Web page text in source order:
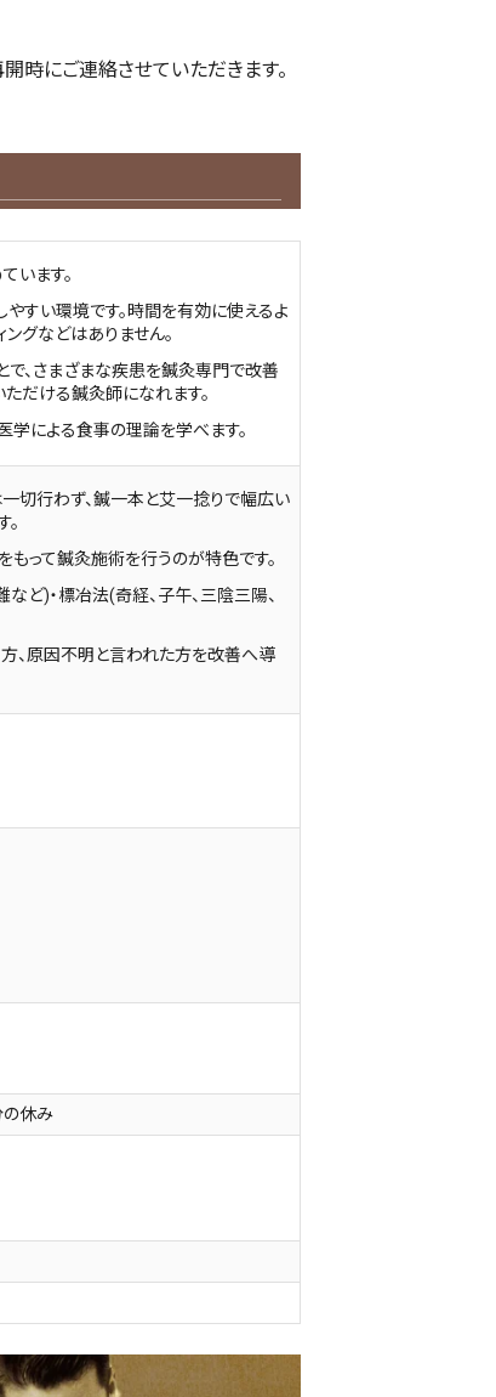
時にご連絡させていただきます。
います。
すい環境です。時間を有効に使えるよ
グなどはありません。
、さまざまな疾患を鍼灸専門で改善
だける鍼灸師になれます。
学による食事の理論を学べます。
切行わず、鍼一本と艾一捻りで幅広い
もって鍼灸施術を行うのが特色です。
ど)・標冶法(奇経、子午、三陰三陽、
、原因不明と言われた方を改善へ導
の休み